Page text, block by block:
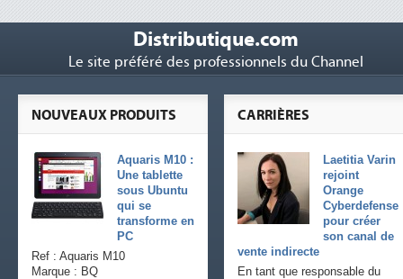
Distributique.com
Le site préféré des professionnels du Channel
CARRIÈRES
Laetitia Varin
rejoint
Orange
Cyberdefense
pour créer
son canal de
vente indirecte
En tant que responsable du
NOUVEAUX PRODUITS
Aquaris M10 :
Une tablette
sous Ubuntu
qui se
transforme en
PC
Ref : Aquaris M10
Marque : BQ